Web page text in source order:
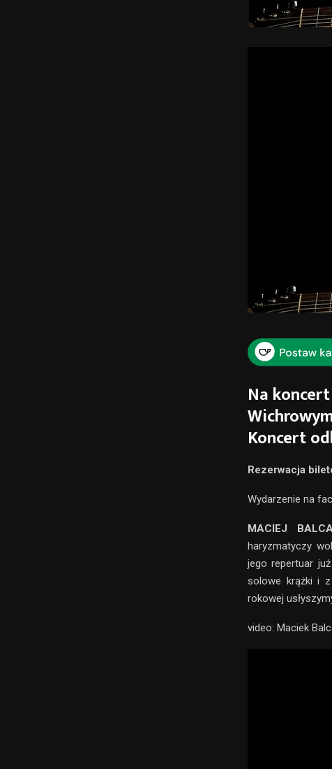
Na
Koncert
Rezerwacja
Wydarzenie na
MACIEJ
haryzmatyczy
jego repertuar
solowe krążki i
rokowej
video: Maciek